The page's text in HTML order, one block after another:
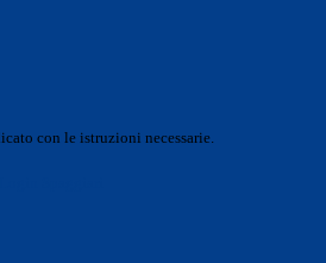
con le istruzioni necessarie.